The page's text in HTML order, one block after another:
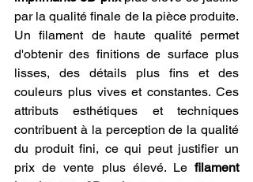
par la qualité finale de la pièce produite.
Un filament de haute qualité permet
d'obtenir des finitions de surface plus
lisses, des détails plus fins et des
couleurs plus vives et constantes. Ces
attributs esthétiques et techniques
contribuent à la perception de la qualité
du produit fini, ce qui peut justifier un
prix de vente plus élevé. Le filament